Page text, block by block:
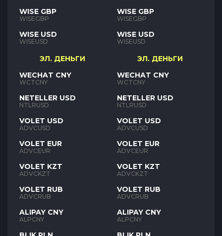
WISE GBP
WISEGBP
WISE USD
WISEUSD
ЭЛ. ДЕНЬГИ
WECHAT CNY
WCTCNY
NETELLER USD
NTLRUSD
VOLET USD
ADVCUSD
VOLET EUR
ADVCEUR
VOLET KZT
ADVCKZT
VOLET RUB
ADVCRUB
ALIPAY CNY
ALPCNY
WISE GBP
WISEGBP
WISE USD
WISEUSD
ЭЛ. ДЕНЬГИ
WECHAT CNY
WCTCNY
NETELLER USD
NTLRUSD
VOLET USD
ADVCUSD
VOLET EUR
ADVCEUR
VOLET KZT
ADVCKZT
VOLET RUB
ADVCRUB
ALIPAY CNY
ALPCNY